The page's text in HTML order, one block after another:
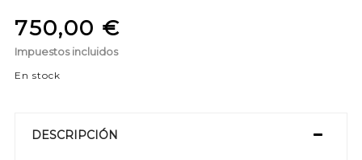
750,00 €
Impuestos incluidos
En stock
DESCRIPCIÓN